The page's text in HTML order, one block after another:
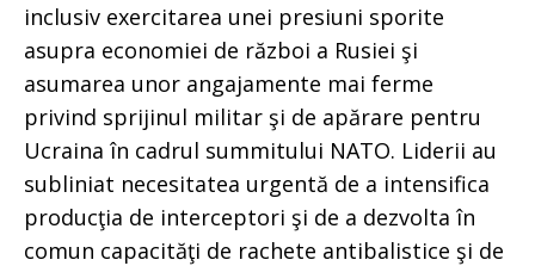
inclusiv exercitarea unei presiuni sporite
asupra economiei de război a Rusiei şi
asumarea unor angajamente mai ferme
privind sprijinul militar şi de apărare pentru
Ucraina în cadrul summitului NATO. Liderii au
subliniat necesitatea urgentă de a intensifica
producţia de interceptori şi de a dezvolta în
comun capacităţi de rachete antibalistice şi de